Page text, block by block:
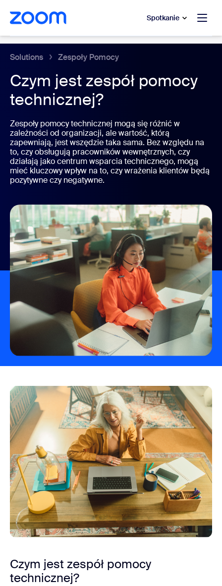
treści głównej
pomocy na czacie Spotkanie
Solutions Zespoły Pomocy
Czym jest zespół pomocy
technicznej?
Zespoły pomocy technicznej mogą się różnić w
zależności od organizacji, ale wartość, którą
zapewniają, jest wszędzie taka sama. Bez względu na
to, czy obsługują pracowników wewnętrznych, czy
działają jako centrum wsparcia technicznego, mogą
mieć kluczowy wpływ na to, czy wrażenia klientów będą
pozytywne czy negatywne.
Czym jest zespół pomocy
technicznej?